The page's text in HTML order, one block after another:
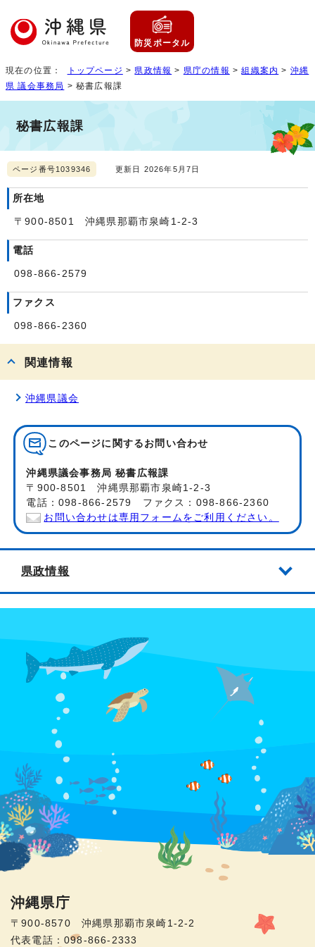
防災ポータル
現在の位置： トップページ > 県政情報 > 県庁の情報 >組織案内 > 沖縄
県 議会事務局 > 秘書広報課
秘書広報課
ページ番号1039346 更新日 2026年5月7日
所在地
〒900-8501 沖縄県那覇市泉崎1-2-3
電話
098-866-2579
ファクス
098-866-2360
関連情報
沖縄県議会
このページに関する お問い合わせ
沖縄県議会事務局 秘書広報課
〒900-8501 沖縄県那覇市泉崎1-2-3
電話：098-866-2579 ファクス：098-866-2360
お問い合わせは専用フォームをご利用ください。
県政情報
沖縄県庁
〒900-8570 沖縄県那覇市泉崎1-2-2
代表電話：098-866-2333